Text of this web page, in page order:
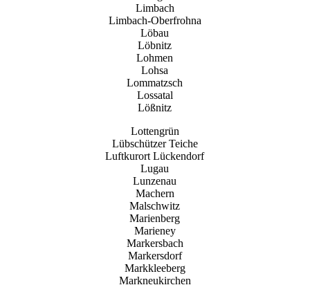
Limbach
Limbach-Oberfrohna
Löbau
Löbnitz
Lohmen
Lohsa
Lommatzsch
Lossatal
Lößnitz
Lottengrün
Lübschützer Teiche
Luftkurort Lückendorf
Lugau
Lunzenau
Machern
Malschwitz
Marienberg
Marieney
Markersbach
Markersdorf
Markkleeberg
Markneukirchen